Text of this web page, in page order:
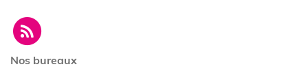
Nos bureaux